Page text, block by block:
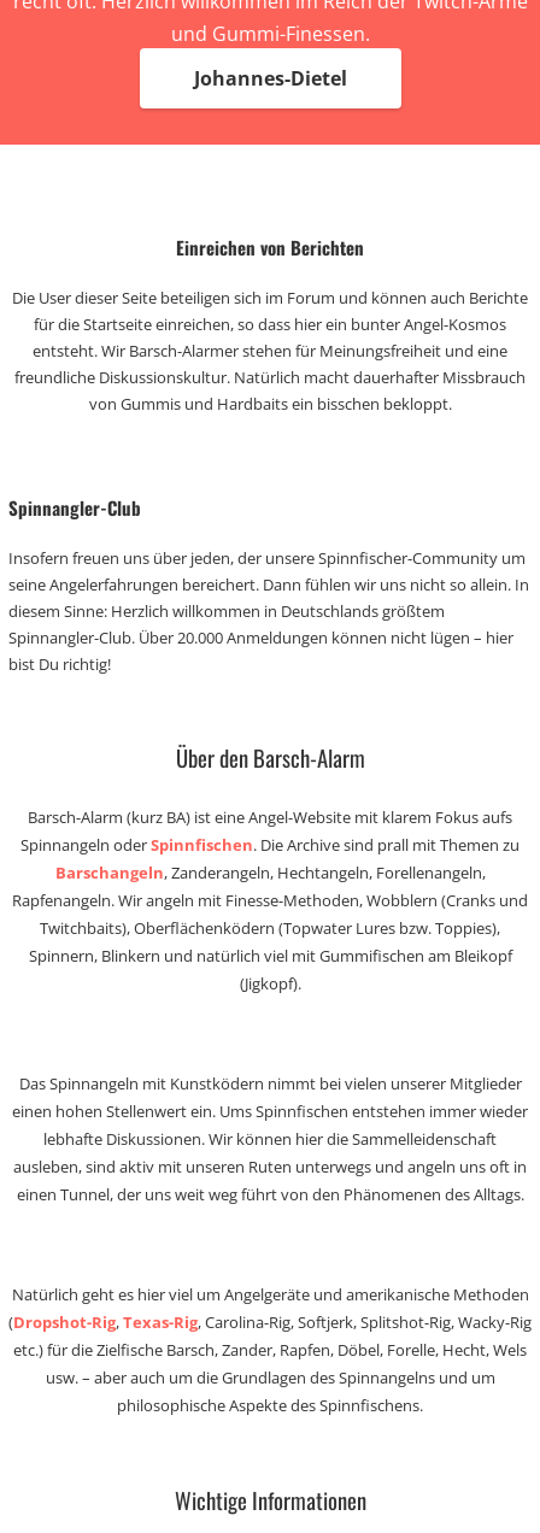
und Gummi-Finessen.
Johannes-Dietel
Einreichen von Berichten
Die User dieser Seite beteiligen sich im Forum und können auch Berichte
für die Startseite einreichen, so dass hier ein bunter Angel-Kosmos
entsteht. Wir Barsch-Alarmer stehen für Meinungsfreiheit und eine
freundliche Diskussionskultur. Natürlich macht dauerhafter Missbrauch
von Gummis und Hardbaits ein bisschen bekloppt.
Spinnangler-Club
Insofern freuen uns über jeden, der unsere Spinnfischer-Community um
seine Angelerfahrungen bereichert. Dann fühlen wir uns nicht so allein. In
diesem Sinne: Herzlich willkommen in Deutschlands größtem
Spinnangler-Club. Über 20.000 Anmeldungen können nicht lügen – hier
bist Du richtig!
Über den Barsch-Alarm
Barsch-Alarm (kurz BA) ist eine Angel-Website mit klarem Fokus aufs
Spinnangeln oderSpinnfischen. Die Archive sind prall mit Themen zu
Barschangeln, Zanderangeln, Hechtangeln, Forellenangeln,
Rapfenangeln. Wir angeln mit Finesse-Methoden, Wobblern (Cranks und
Twitchbaits), Oberflächenködern (Topwater Lures bzw. Toppies),
Spinnern, Blinkern und natürlich viel mit Gummifischen am Bleikopf
(Jigkopf).
Das Spinnangeln mit Kunstködern nimmt bei vielen unserer Mitglieder
einen hohen Stellenwert ein. Ums Spinnfischen entstehen immer wieder
lebhafte Diskussionen. Wir können hier die Sammelleidenschaft
ausleben, sind aktiv mit unseren Ruten unterwegs und angeln uns oft in
einen Tunnel, der uns weit weg führt von den Phänomenen des Alltags.
Natürlich geht es hier viel um Angelgeräte und amerikanische Methoden
(Dropshot-Rig,Texas-Rig, Carolina-Rig, Softjerk, Splitshot-Rig, Wacky-Rig
etc.) für die Zielfische Barsch, Zander, Rapfen, Döbel, Forelle, Hecht, Wels
usw. – aber auch um die Grundlagen des Spinnangelns und um
philosophische Aspekte des Spinnfischens.
Wichtige Informationen